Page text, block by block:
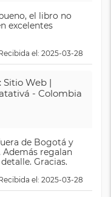
el libro no
excelentes
el: 2025-03-28
Sitio Web |
- Colombia
de Bogotá y
Además regalan
Gracias.
el: 2025-03-28